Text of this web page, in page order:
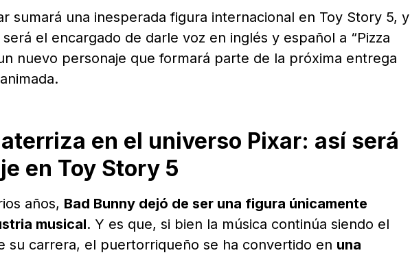
sumará una inesperada figura internacional en Toy Story 5, y
el encargado de darle voz en inglés y español a “Pizza
nuevo personaje que formará parte de la próxima entrega
en el universo Pixar: así será
en Toy Story 5
años, Bad Bunny dejó de ser una figura únicamente
musical. Y es que, si bien la música continúa siendo el
su carrera, el puertorriqueño se ha convertido en una